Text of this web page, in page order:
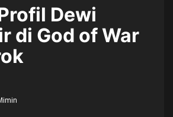
Dewi
di God of War